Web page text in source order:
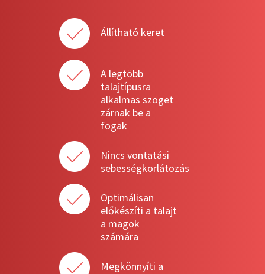
Állítható keret
A legtöbb
talajtípusra
alkalmas szöget
zárnak be a
fogak
Nincs vontatási
sebességkorlátozás
Optimálisan
előkészíti a talajt
a magok
számára
Megkönnyíti a